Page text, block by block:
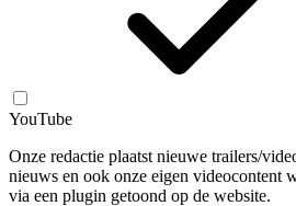
YouTube
Onze redactie plaatst nieuwe trailers/
nieuws en ook onze eigen videocontent
via een plugin getoond op de website.